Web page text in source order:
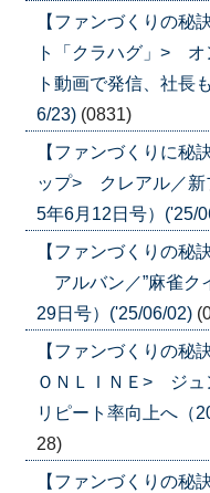
【ファンづくりの
ト「クラハグ」> オ
ト動画で発信、社長
6/23) (0831)
【ファンづくりに
ップ> クレアル／新
5年6月12日号）('25/
【ファンづくりの
アルバン／”麻雀ク
29日号）('25/06/02)
【ファンづくりの
ＯＮＬＩＮＥ> ジュ
リピート率向上へ（
28)
【ファンづくりの